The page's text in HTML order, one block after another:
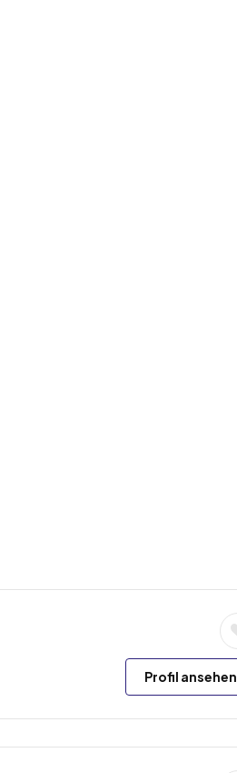
Profil ansehen